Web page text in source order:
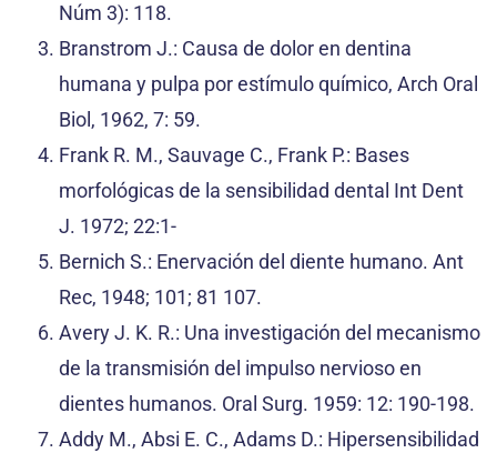
Núm 3): 118.
Branstrom J.: Causa de dolor en dentina
humana y pulpa por estímulo químico, Arch Oral
Biol, 1962, 7: 59.
Frank R. M., Sauvage C., Frank P.: Bases
morfológicas de la sensibilidad dental Int Dent
J. 1972; 22:1-
Bernich S.: Enervación del diente humano. Ant
Rec, 1948; 101; 81 107.
Avery J. K. R.: Una investigación del mecanismo
de la transmisión del impulso nervioso en
dientes humanos. Oral Surg. 1959: 12: 190-198.
Addy M., Absi E. C., Adams D.: Hipersensibilidad